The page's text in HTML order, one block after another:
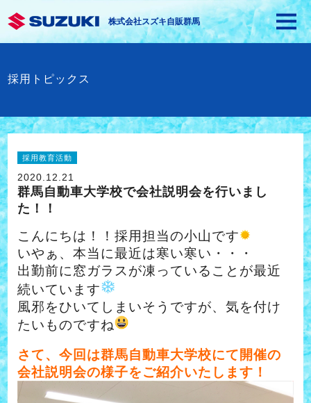
株式会社スズキ自販群馬
採用トピックス
採用教育活動
2020.12.21
群馬自動車大学校で会社説明会を行いまし
た！！
こんにちは！！採用担当の小山です
いやぁ、本当に最近は寒い寒い・・・
出勤前に窓ガラスが凍っていることが最近
続いています
風邪をひいてしまいそうですが、気を付け
たいものですね
さて、今回は群馬自動車大学校にて開催の
会社説明会の様子をご紹介いたします！